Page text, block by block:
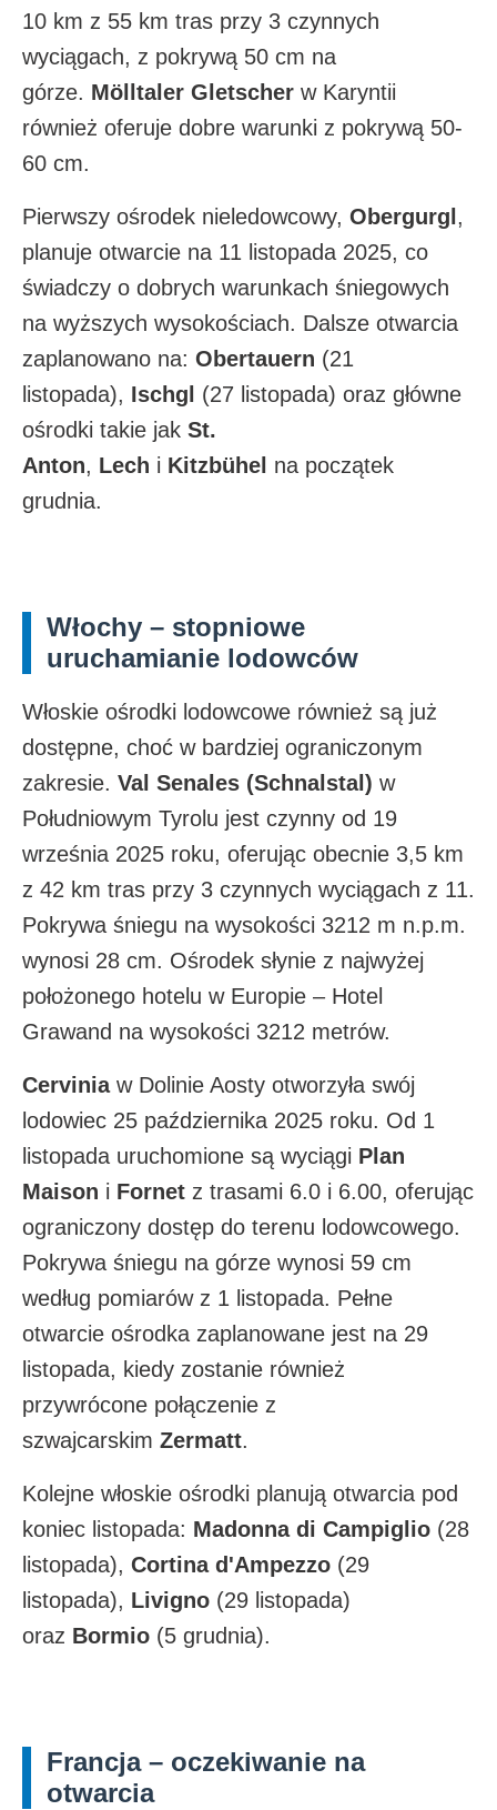
10 km z 55 km tras przy 3 czynnych
wyciągach, z pokrywą 50 cm na
górze. Mölltaler Gletscher w Karyntii
również oferuje dobre warunki z pokrywą 50-
60 cm.​
Pierwszy ośrodek nieledowcowy, Obergurgl ,
planuje otwarcie na 11 listopada 2025, co
świadczy o dobrych warunkach śniegowych
na wyższych wysokościach. Dalsze otwarcia
zaplanowano na: Obertauern (21
listopada), Ischgl
(27 listopada) oraz główne
ośrodki takie jak St.
Anton, Lech i Kitzbühel na początek
grudnia.​
Włochy – stopniowe
uruchamianie lodowców
Włoskie ośrodki lodowcowe również są już
dostępne, choć w bardziej ograniczonym
zakresie. Val Senales (Schnalstal) w
Południowym Tyrolu jest czynny od 19
września 2025 roku, oferując obecnie 3,5 km
z 42 km tras przy 3 czynnych wyciągach z 11.
Pokrywa śniegu na wysokości 3212 m n.p.m.
wynosi 28 cm. Ośrodek słynie z najwyżej
położonego hotelu w Europie – Hotel
Grawand na wysokości 3212 metrów.​
Cerviniaw Dolinie Aosty otworzyła swój
lodowiec 25 października 2025 roku. Od 1
listopada uruchomione są wyciągi Plan
Maison i Fornet z trasami 6.0 i 6.00, oferując
ograniczony dostęp do terenu lodowcowego.
Pokrywa śniegu na górze wynosi 59 cm
według pomiarów z 1 listopada. Pełne
otwarcie ośrodka zaplanowane jest na 29
listopada, kiedy zostanie również
przywrócone połączenie z
szwajcarskim Zermatt.​
Kolejne włoskie ośrodki planują otwarcia pod
koniec listopada: Madonna di Campiglio (28
listopada), Cortina d'Ampezzo (29
listopada), Livigno (29 listopada)
oraz Bormio (5 grudnia).​
Francja – oczekiwanie na
otwarcia